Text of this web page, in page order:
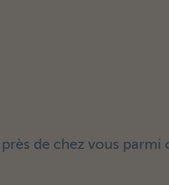
de chez vous